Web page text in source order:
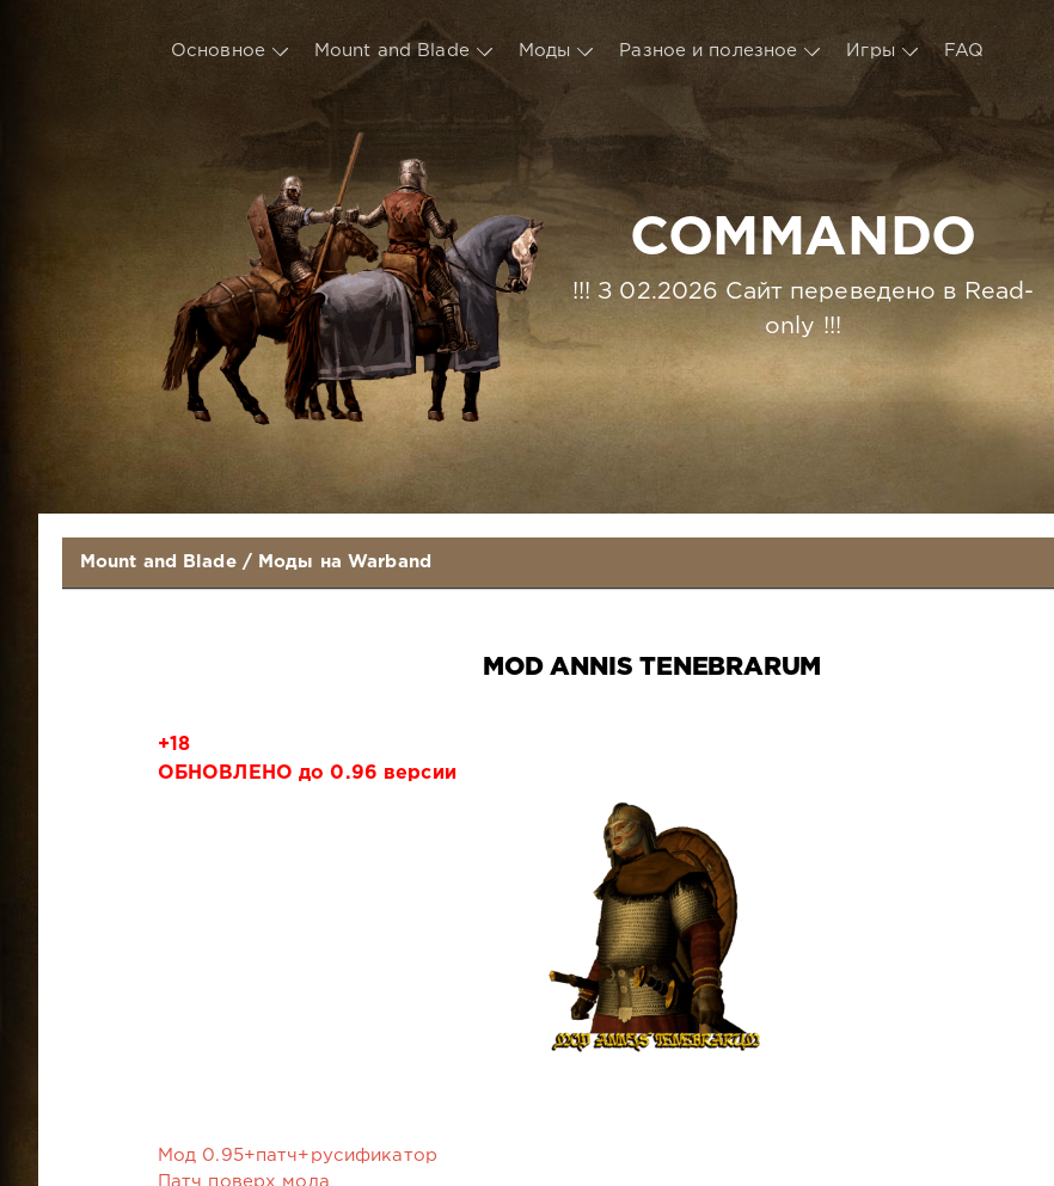
Основное Mount and Blade Моды Разное и полезное Игры FAQ
COMMANDO
!!! З 02.2026 Сайт переведено в Read-
only !!!
Mount and Blade/ Моды на Warband
MOD ANNIS TENEBRARUM
+18
ОБНОВЛЕНО до 0.96 версии
Мод 0.95+патч+русификатор
Патч поверх мода